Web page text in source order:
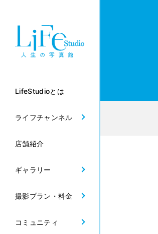
LifeStudioとは
ライフチャンネル
店舗紹介
ギャラリー
撮影プラン・料金
コミュニティ